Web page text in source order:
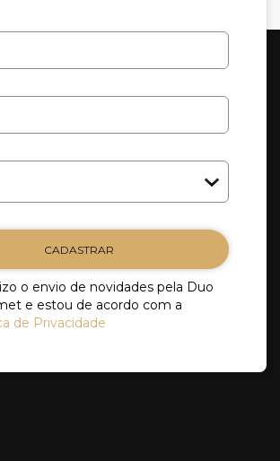
CADASTRAR
o envio de novidades pela Duo
e estou de acordo com a
de Privacidade